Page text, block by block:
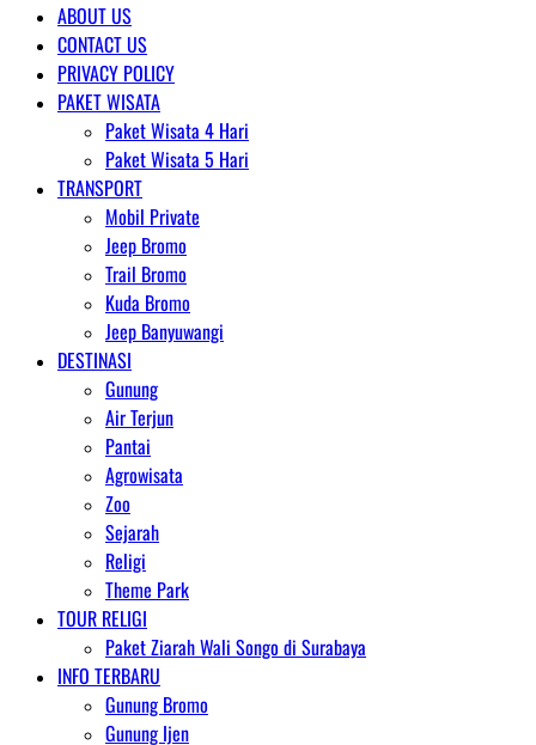
ABOUT US
CONTACT US
PRIVACY POLICY
PAKET WISATA
Paket Wisata 4 Hari
Paket Wisata 5 Hari
TRANSPORT
Mobil Private
Jeep Bromo
Trail Bromo
Kuda Bromo
Jeep Banyuwangi
DESTINASI
Gunung
Air Terjun
Pantai
Agrowisata
Zoo
Sejarah
Religi
Theme Park
TOUR RELIGI
Paket Ziarah Wali Songo di Surabaya
INFO TERBARU
Gunung Bromo
Gunung Ijen